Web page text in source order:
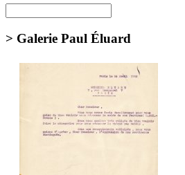
> Galerie Paul Éluard